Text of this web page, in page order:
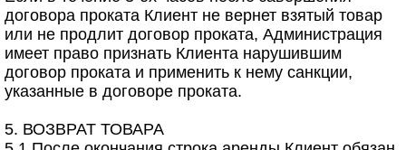
договора проката Клиент не вернет взятый товар
или не продлит договор проката, Администрация
имеет право признать Клиента нарушившим
договор проката и применить к нему санкции,
указанные в договоре проката.
5. ВОЗВРАТ ТОВАРА